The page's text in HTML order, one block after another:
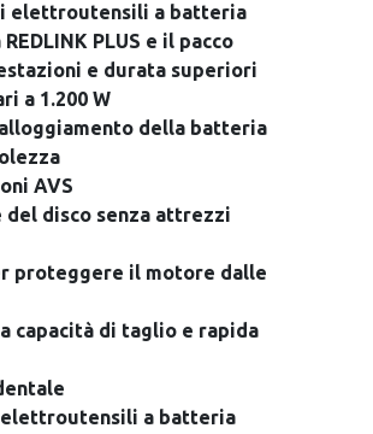
elettroutensili a batteria
PLUS e il pacco
e durata superiori
a 1.200 W
della batteria
AVS
del disco senza attrezzi
proteggere il motore dalle
capacità di taglio e rapida
elettroutensili a batteria